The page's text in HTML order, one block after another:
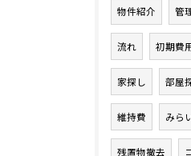
物件紹介 管
流れ 初期費
家探し 部屋
維持費 みら
残置物撤去